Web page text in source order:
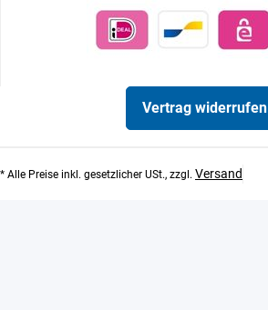
Vertrag widerrufen
* Alle Preise inkl. gesetzlicher USt., zzgl. Versand